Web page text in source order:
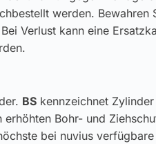
werden. Bewahren
Verlust kann eine
BSkennzeichnet
erhöhten Bohr- und
bei nuvius